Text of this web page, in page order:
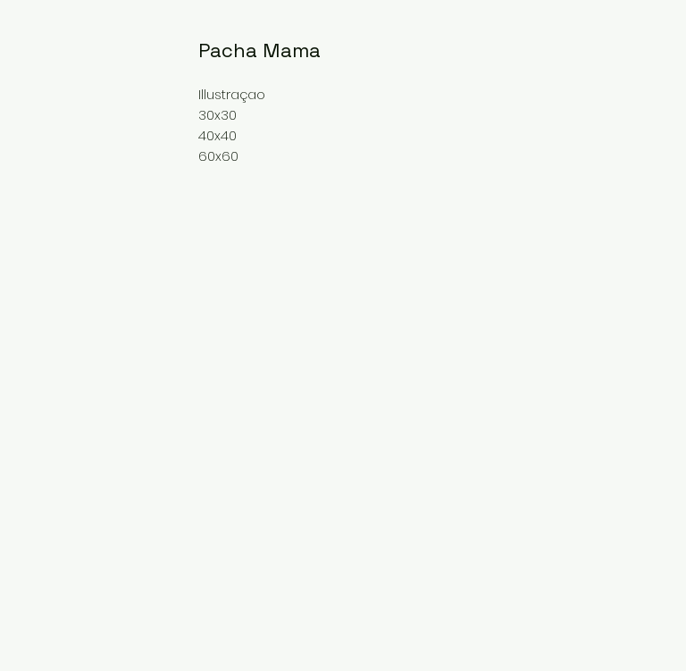
Pacha Mama
Illustraçao
30x30
40x40
60x60